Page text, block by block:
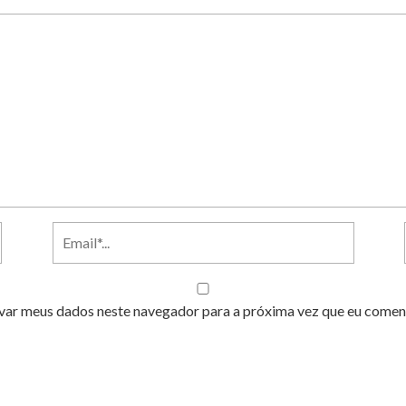
meus dados neste navegador para a próxima vez que eu